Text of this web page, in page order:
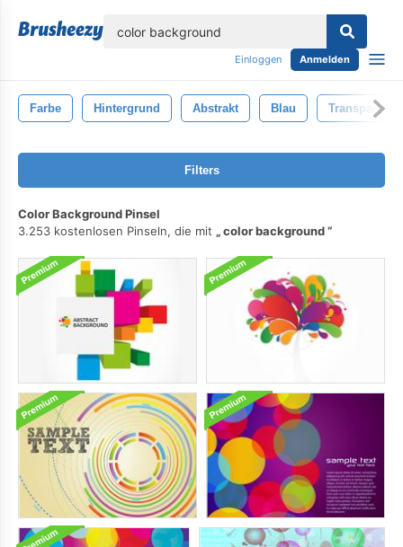
Einloggen Anmelden
Farbe Hintergrund Abstrakt Blau Transparent
Filters
Color Background Pinsel
3.253 kostenlosen Pinseln, die mit
color background